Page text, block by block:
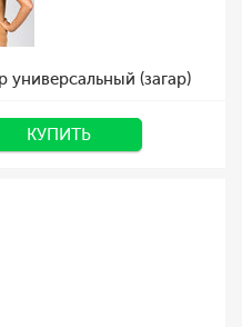
универсальный (загар)
КУПИТЬ